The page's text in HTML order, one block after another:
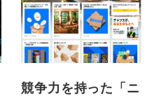
競争力を持った「ニ